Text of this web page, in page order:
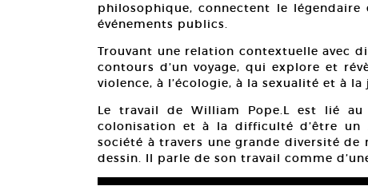
philosophique, connectent le
événements publics.
Trouvant une relation contextuelle avec
contours d’un voyage, qui explore et
violence, à l’écologie, à la sexualité et à la
Le travail de William Pope.L est lié
colonisation et à la difficulté d’être un
société à travers une grande diversité
dessin. Il parle de son travail comme